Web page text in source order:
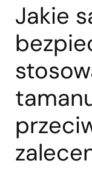
Jakie